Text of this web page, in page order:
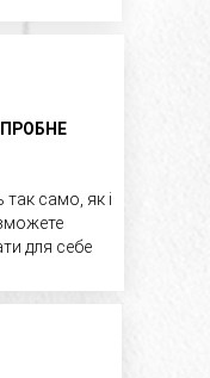
само, як і
для себе
само, як і
для себе